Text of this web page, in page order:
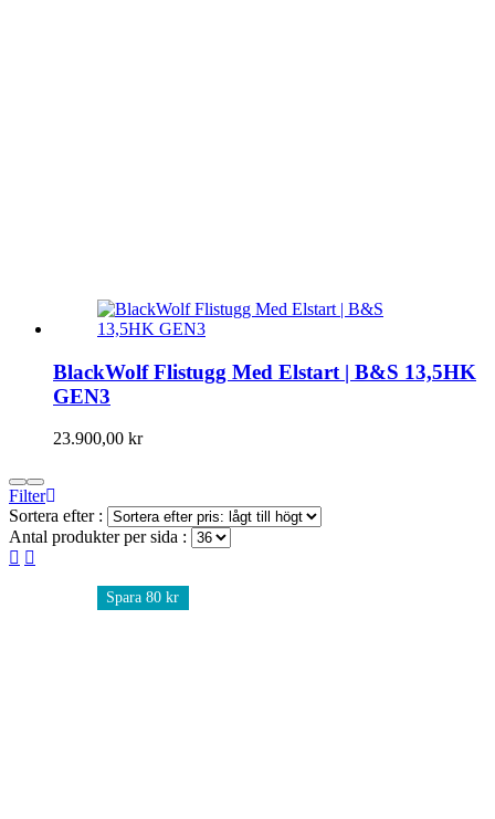
BlackWolf Flistugg Med Elstart | B&S 13,5HK
GEN3
23.900,00 kr
Filter
Sortera efter :
Antal produkter per sida :
Spara 80 kr